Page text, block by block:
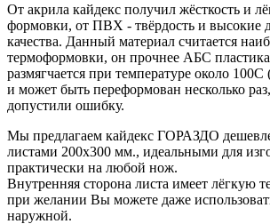
От акрила кайдекс получил жёсткость и
формовки, от ПВХ - твёрдость и высокие
качества. Данный материал считается
термоформовки, он прочнее АБС
размягчается при температуре около
и может быть переформован несколько
допустили ошибку.
Мы предлагаем кайдекс ГОРАЗДО
листами 200х300 мм., идеальными для
практически на любой нож.
Внутренняя сторона листа имеет лёгкую
при желании Вы можете даже
наружной.